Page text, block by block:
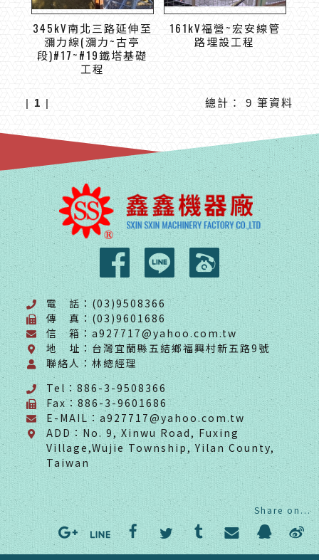
345kV南北三路延伸至
瀰力線(瀰力~古亭
段)#17~#19鐵塔基礎
工程
161kV福營~宏安線管
路埋設工程
| 1 | 總計： 9 筆資料
電 話：(03)9508366
傳 真：(03)9601686
信 箱：a927717@yahoo.com.tw
地 址：台灣宜蘭縣五結鄉福興村新五路9號
聯絡人：林總經理
Tel：886-3-9508366
Fax：886-3-9601686
E-MAIL：a927717@yahoo.com.tw
ADD：No. 9, Xinwu Road, Fuxing
Village,Wujie Township, Yilan County,
Taiwan
Share on...